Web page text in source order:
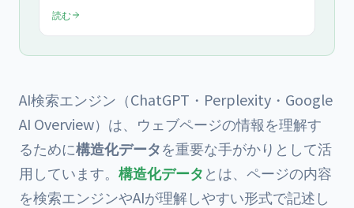
造、言及を増やす打ち手、効果測定までを中小企業向けに
読む
AI検索エンジン（ChatGPT・Perplexity・Google
AI Overview）は、ウェブページの情報を理解す
るために構造化データを重要な手がかりとして活
用しています。 構造化データとは、ページの内容
を検索エンジンやAIが理解しやすい形式で記述し